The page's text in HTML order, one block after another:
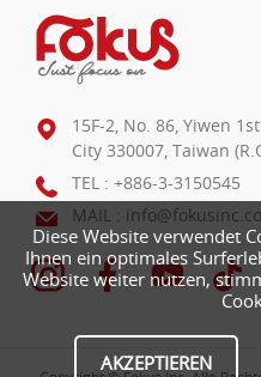
Diese Website verwendet
Ihnen ein optimales
Website weiter nutzen,
AKZEPTIEREN
15F-2, No. 86, Yiwen
City 330007, Taiwan
TEL : +886-3-3150545
MAIL :